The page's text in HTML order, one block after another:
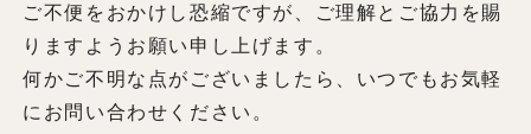
ご不便をおかけし恐縮ですが、ご理解とご協力を賜
りますようお願い申し上げます。
何かご不明な点がございましたら、いつでもお気軽
にお問い合わせください。